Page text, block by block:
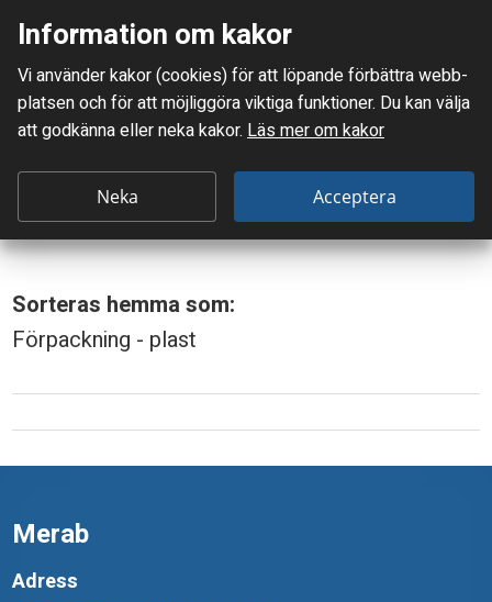
Mellanskånes Renhållnings AB
Du är här: Kruka till färska kryddor/örter eller sallad
K
u
k
a
l
ä
Kruka till färska kryddor/
örter eller sallad
Sorteras hemma som:
Förpackning - plast
Merab
Adress
Information om kakor
Vi använder kakor (cookies) för att löpande förbättra webb­
platsen och för att möjlig­göra viktiga funktioner. Du kan välja
att godkänna eller neka kakor. Läs mer om kakor
Neka Acceptera